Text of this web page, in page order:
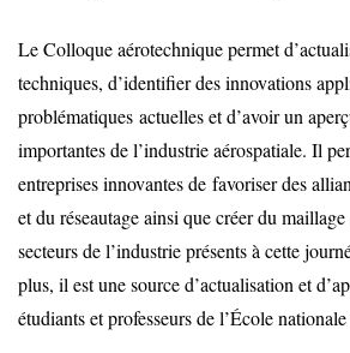
Le Colloque aérotechnique permet
techniques, d’identifier des innovations
problématiques actuelles et d’avoir un
importantes de l’industrie aérospatiale. Il
entreprises innovantes de favoriser des
et du réseautage ainsi que créer du
secteurs de l’industrie présents à cette
plus, il est une source d’actualisation et
étudiants et professeurs de l’École